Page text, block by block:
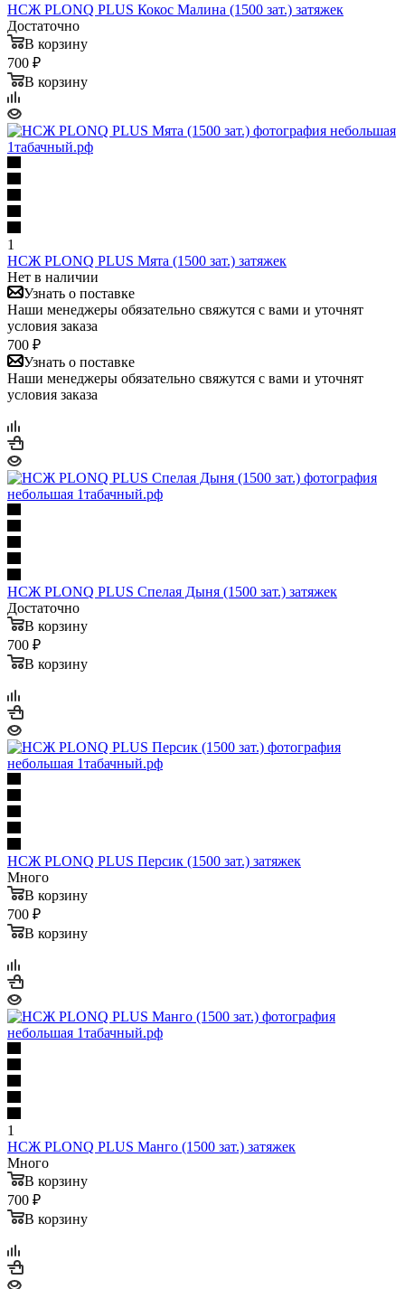
НСЖ PLONQ PLUS Кокос Малина (1500 зат.) затяжек
Достаточно
В корзину
700 ₽
В корзину
1
НСЖ PLONQ PLUS Мята (1500 зат.) затяжек
Нет в наличии
Узнать о поставке
Наши менеджеры обязательно свяжутся с вами и уточнят
условия заказа
700 ₽
Узнать о поставке
Наши менеджеры обязательно свяжутся с вами и уточнят
условия заказа
НСЖ PLONQ PLUS Спелая Дыня (1500 зат.) затяжек
Достаточно
В корзину
700 ₽
В корзину
НСЖ PLONQ PLUS Персик (1500 зат.) затяжек
Много
В корзину
700 ₽
В корзину
1
НСЖ PLONQ PLUS Манго (1500 зат.) затяжек
Много
В корзину
700 ₽
В корзину